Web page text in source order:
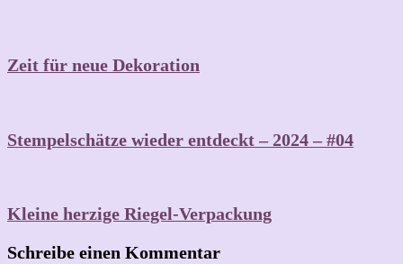
Zeit für neue Dekoration
Stempelschätze wieder entdeckt – 2024 – #04
Kleine herzige Riegel-Verpackung
Schreibe einen Kommentar